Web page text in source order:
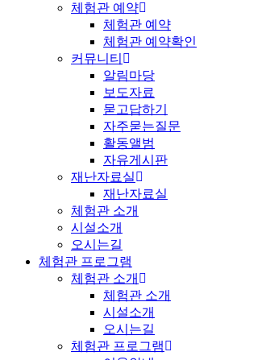
체험관 예약
체험관 예약
체험관 예약확인
커뮤니티
알림마당
보도자료
묻고답하기
자주묻는질문
활동앨범
자유게시판
재난자료실
재난자료실
체험관 소개
시설소개
오시는길
체험관 프로그램
체험관 소개
체험관 소개
시설소개
오시는길
체험관 프로그램